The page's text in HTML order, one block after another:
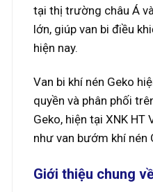
tại thị trường châu Á
lớn, giúp van bi điều
hiện nay.
Van bi khí nén Geko
quyền và phân phối
Geko, hiện tại XNK
như van bướm khí nén
Giới thiệu chung